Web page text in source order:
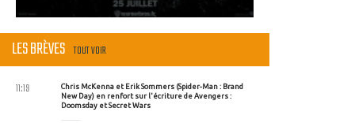
LES BRÈVES TOUT VOIR
Chris McKenna et Erik Sommers (Spider-Man : Brand
New Day) en renfort sur l'écriture de Avengers :
Doomsday et Secret Wars
11:19